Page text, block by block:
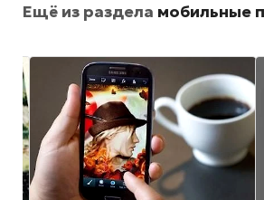
Ещё из раздела мобильные